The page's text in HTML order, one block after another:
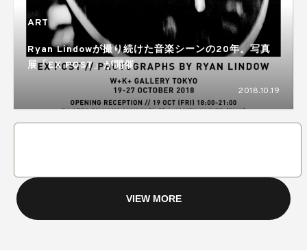
ART
Ryan Lindowが撮り続けた音楽シーンの20年。写真
展「EX POST」が開催
2018.10.19
VIEW MORE